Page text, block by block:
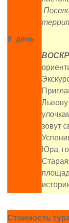
9 день
зовут
Юра,
Стоимость